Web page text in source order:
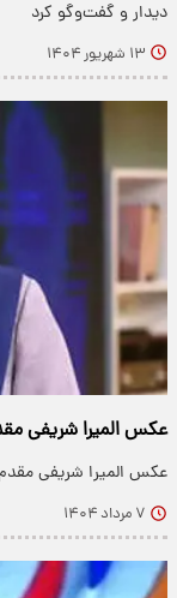
دیدار و گفت‌وگو کرد
۱۳ شهریور ۱۴۰۴
عکس المیرا شریفی
عکس المیرا شریفی مقدم
۷ مرداد ۱۴۰۴